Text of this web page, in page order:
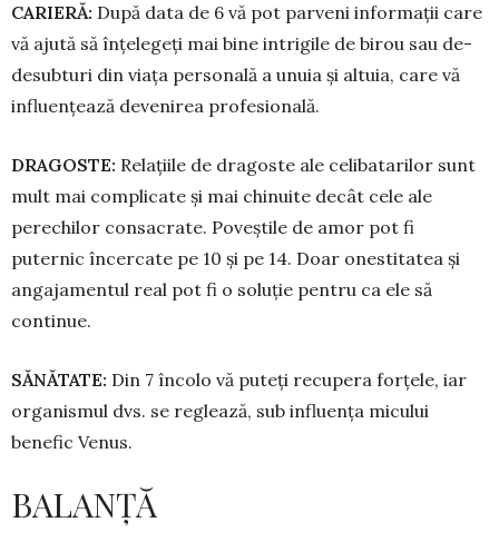
CARIERĂ: După data de 6 vă pot parveni infor­ma­ții care
vă ajută să în­țelegeți mai bine in­tri­gile de bi­rou sau de­
desubturi din via­ța per­sonală a unuia și altuia, care vă
influențează devenirea profe­sio­na­lă.
DRAGOSTE: Relațiile de dra­goste ale celi­bata­rilor sunt
mult mai complicate și mai chinuite decât cele ale
perechilor consacrate. Po­veș­tile de amor pot fi
puternic în­cer­cate pe 10 și pe 14. Doar onestitatea și
an­ga­jamentul real pot fi o soluție pen­tru ca ele să
continue.
SĂNĂTATE: Din 7 încolo vă pu­teți recupera forțe­le, iar
organismul dvs. se reglează, sub influența micului
benefic Venus.
BALANȚĂ